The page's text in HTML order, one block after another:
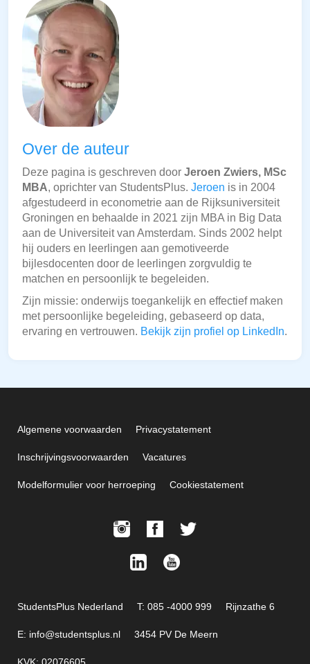
Over de auteur
Deze pagina is geschreven door Jeroen Zwiers, MSc
MBA, oprichter van StudentsPlus. Jeroen is in 2004
afgestudeerd in econometrie aan de Rijksuniversiteit
Groningen en behaalde in 2021 zijn MBA in Big Data
aan de Universiteit van Amsterdam. Sinds 2002 helpt
hij ouders en leerlingen aan gemotiveerde
bijlesdocenten door de leerlingen zorgvuldig te
matchen en persoonlijk te begeleiden.
Zijn missie: onderwijs toegankelijk en effectief maken
met persoonlijke begeleiding, gebaseerd op data,
ervaring en vertrouwen. Bekijk zijn profiel op LinkedIn.
Algemene voorwaarden Privacystatement
Inschrijvingsvoorwaarden Vacatures
Modelformulier voor herroeping Cookiestatement
StudentsPlus Nederland T: 085 -4000 999 Rijnzathe 6
E: info@studentsplus.nl 3454 PV De Meern